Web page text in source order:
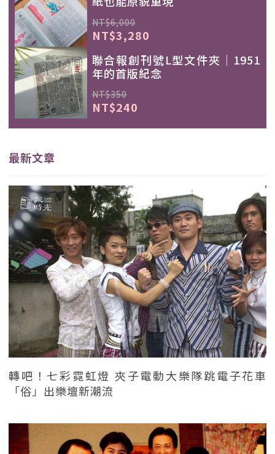
NT$6,000
NT$3,280
聯合報創刊號L型文件夾｜1951
年的首版紀念
NT$350
NT$240
最新文章
轉吧！七彩霓虹燈 夾子電動大樂隊跳電子花車
「俗」出樂壇新潮流